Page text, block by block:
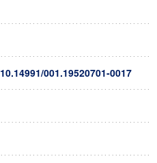
10.14991/001.19520701-0017